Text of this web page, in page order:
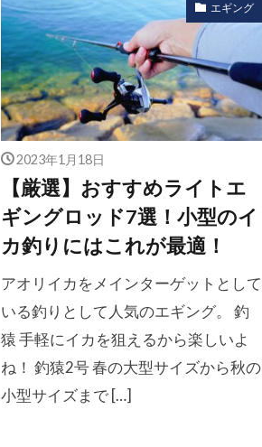
エギング
2023年1月18日
【厳選】おすすめライトエ
ギングロッド7選！小型のイ
カ釣りにはこれが最適！
アオリイカをメインターゲットとして
いる釣りとして人気のエギング。 釣
猿 手軽にイカを狙えるから楽しいよ
ね！ 釣猿2号 春の大型サイズから秋の
小型サイズまで […]